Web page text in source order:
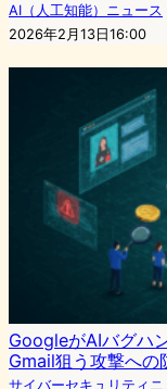
AI（人工知能）ニュース
2026年2月13日16:00
GoogleがAIバグハ
Gmail狙う攻撃への
サイバーセキュリティニ